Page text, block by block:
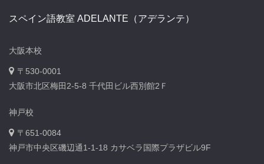
スペイン語教室 ADELANTE（アデランテ）
大阪本校
〒530-0001
大阪市北区梅田2-5-8 千代田ビル西別館2Ｆ
神戸校
〒651-0084
神戸市中央区磯辺通1-1-18 カサベラ国際プラザビル9F